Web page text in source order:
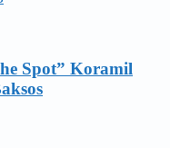
Spot” Koramil